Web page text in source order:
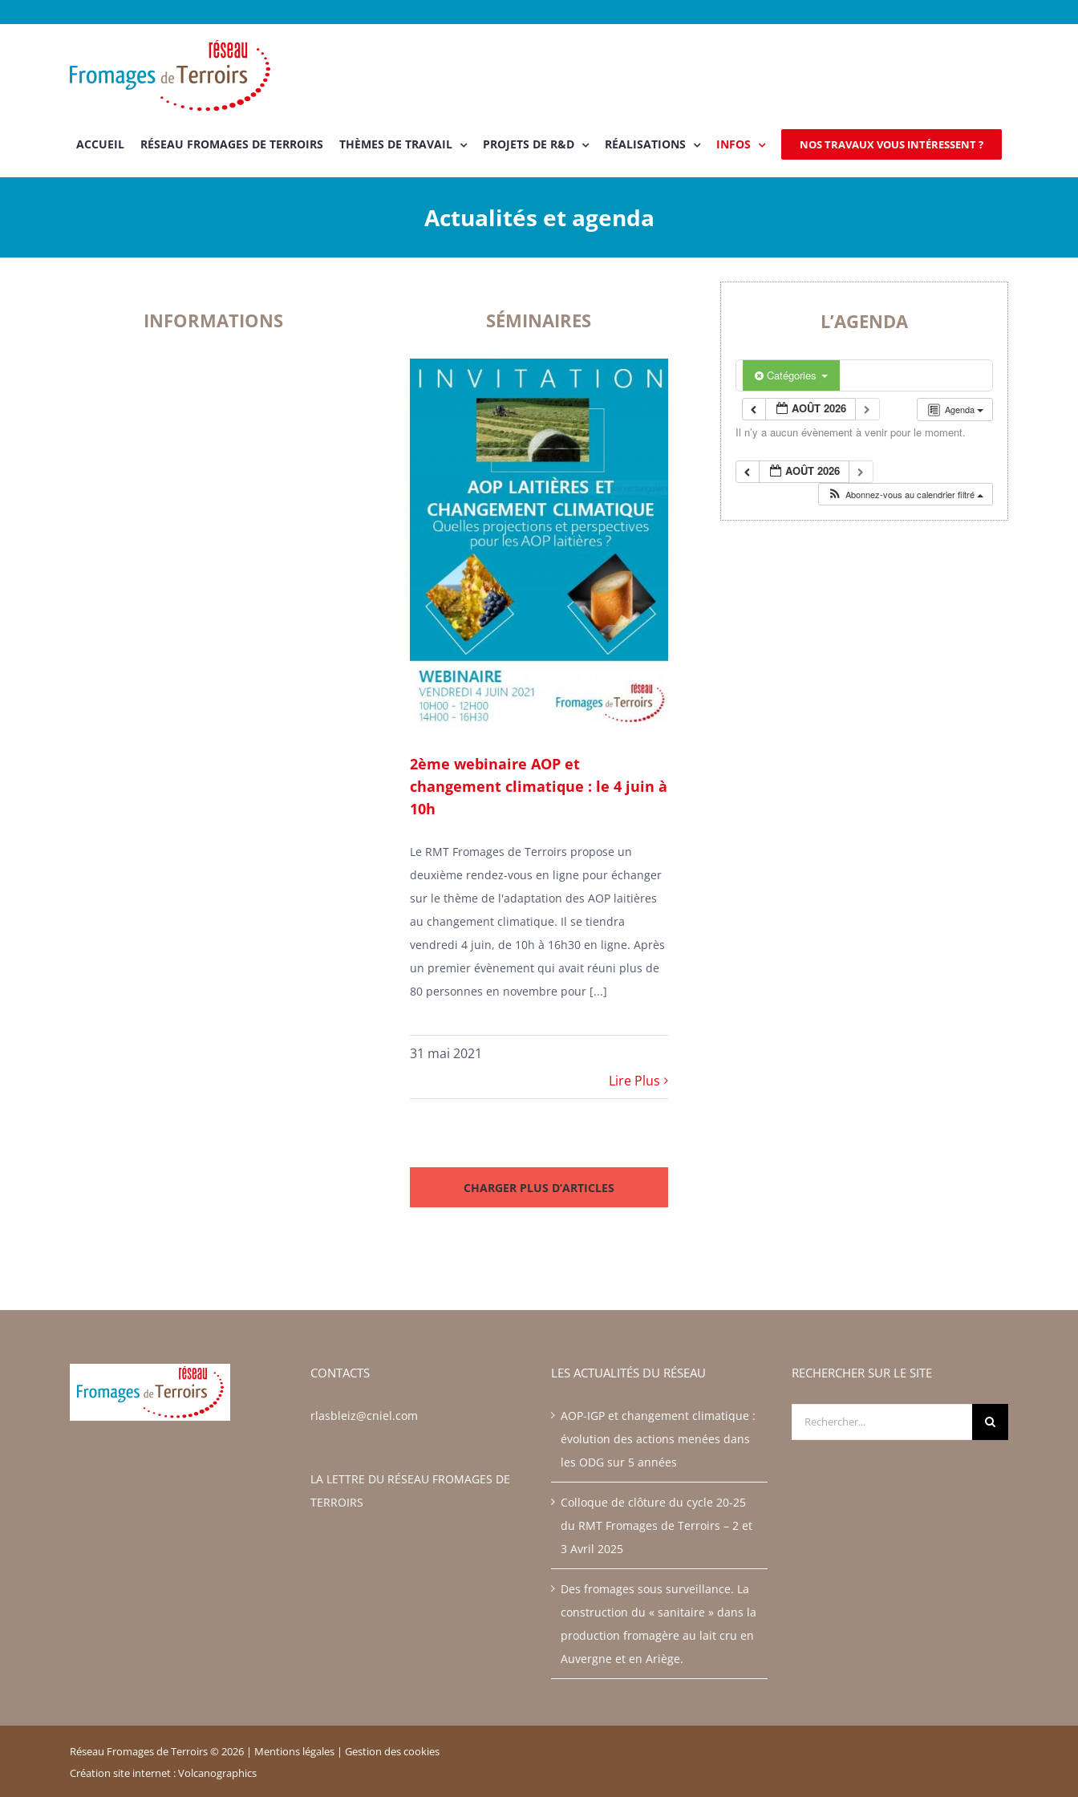
ACCUEIL RÉSEAU FROMAGES DE TERROIRS THÈMES DE TRAVAIL PROJETS DE R&D RÉALISATIONS INFOS NOS TRAVAUX VOUS INTÉRESSENT ?
Actualités et agenda
INFORMATIONS SÉMINAIRES
2ème webinaire AOP et
changement climatique : le 4 juin à
10h
Le RMT Fromages de Terroirs propose un
deuxième rendez-vous en ligne pour échanger
sur le thème de l'adaptation des AOP laitières
au changement climatique. Il se tiendra
vendredi 4 juin, de 10h à 16h30 en ligne. Après
un premier évènement qui avait réuni plus de
80 personnes en novembre pour [...]
31 mai 2021
Lire Plus
CHARGER PLUS D’ARTICLES
L’AGENDA
Catégories
Agenda
AOÛT 2026
Il n’y a aucun évènement à venir pour le moment.
AOÛT 2026
Abonnez-vous au calendrier filtré
CONTACTS
rlasbleiz@cniel.com
LA LETTRE DU RÉSEAU FROMAGES DE
TERROIRS
LES ACTUALITÉS DU RÉSEAU
AOP-IGP et changement climatique :
évolution des actions menées dans
les ODG sur 5 années
Colloque de clôture du cycle 20-25
du RMT Fromages de Terroirs – 2 et
3 Avril 2025
Des fromages sous surveillance. La
construction du « sanitaire » dans la
production fromagère au lait cru en
Auvergne et en Ariège.
RECHERCHER SUR LE SITE
Rechercher:
Réseau Fromages de Terroirs ©2026 | Mentions légales | Gestion des cookies
Création site internet :Volcanographics